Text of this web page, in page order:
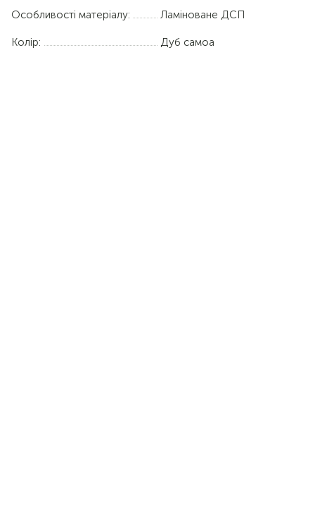
Особливості матеріалу: Ламіноване ДСП
Колір: Дуб самоа